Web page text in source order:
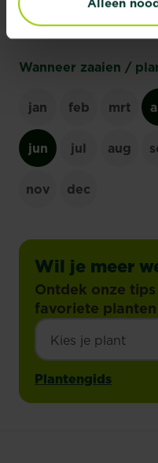
Wanneer zaaien /
jan feb mrt
jun jul aug
nov dec
Wil je meer
Ontdek onze
favoriete planten
Plantengids